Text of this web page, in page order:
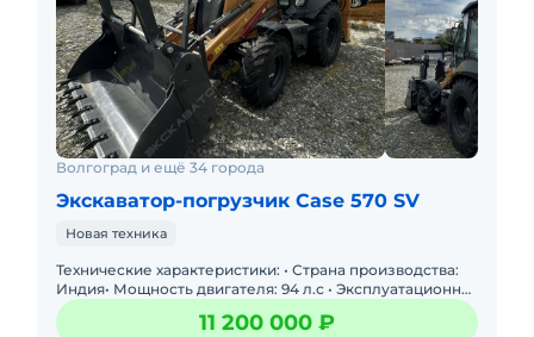
Волгоград и ещё 34 города
Экскаватор-погрузчик Case 570 SV
Новая техника
Технические характеристики: • Страна производства:
Индия• Мощность двигателя: 94 л.с • Эксплуатационная
масса: 8440 кг• Состояние: Новое&bul
11 200 000 ₽